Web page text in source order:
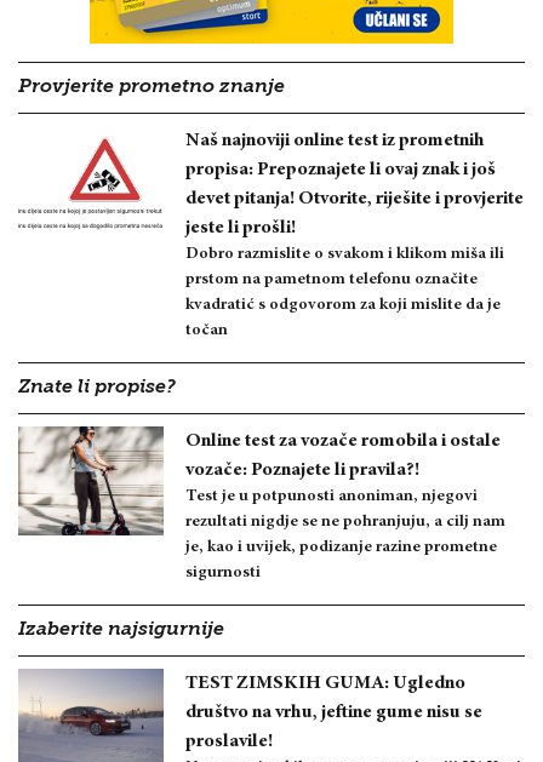
Provjerite prometno znanje
Naš najnoviji online test iz prometnih
propisa: Prepoznajete li ovaj znak i još
devet pitanja! Otvorite, riješite i provjerite
jeste li prošli!
Dobro razmislite o svakom i klikom miša ili
prstom na pametnom telefonu označite
kvadratić s odgovorom za koji mislite da je
točan
Znate li propise?
Online test za vozače romobila i ostale
vozače: Poznajete li pravila?!
Test je u potpunosti anoniman, njegovi
rezultati nigdje se ne pohranjuju, a cilj nam
je, kao i uvijek, podizanje razine prometne
sigurnosti
Izaberite najsigurnije
TEST ZIMSKIH GUMA: Ugledno
društvo na vrhu, jeftine gume nisu se
proslavile!